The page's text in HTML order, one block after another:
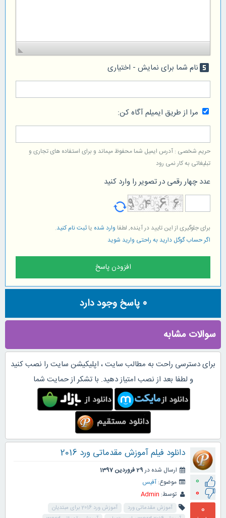
looks_5نام شما برای نمایش - اختیاری
مرا از طریق ایمیلم آگاه کن:
حریم شخصی : آدرس ایمیل شما محفوظ میماند و برای استفاده های تجاری و
تبلیغاتی به کار نمی رود
عدد چهار رقمی در تصویر را وارد کنید
برای جلوگیری از این تایید در آینده, لطفا وارد شده یاثبت نام کنید.
اگر حساب گوگل دارید به راحتی وارید شوید
0 پاسخ وجود دارد
سوالات مشابه
برای دسترسی راحت به مطالب سایت ، اپلیکیشن سایت را نصب کنید
و لطفا بعد از نصب امتیاز دهید. با تشکر از حمایت شما
0
0
0
دانلود فیلم آموزش مقدماتی ورد 2016
ارسال شده در29 فروردین 1397
موضوع: آفیس
توسط: Admin
آموزش مقدماتی ورد
آموزش ورد 2016 برای مبتدیان